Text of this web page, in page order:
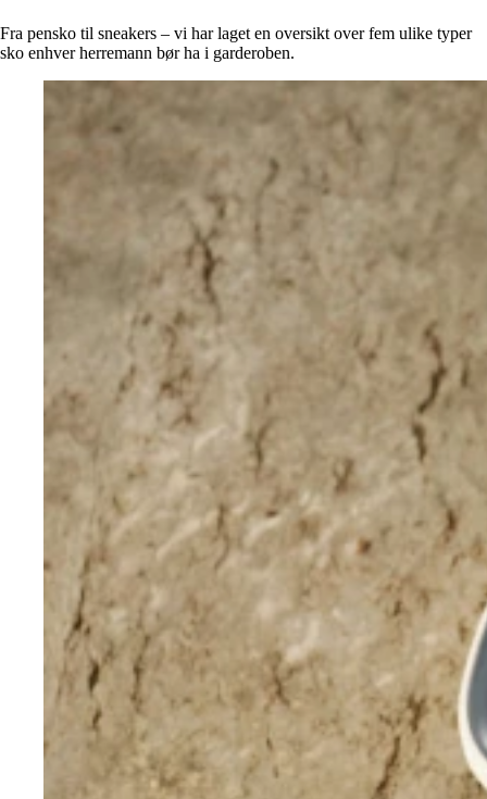
Reise
Informasjon
Tilbehør
Klær
Reise
Informasjon
Tilbehør
Tips og triks
Fra pensko til sneakers – vi har laget en oversikt over fem ulike typer
sko enhver herremann bør ha i garderoben.